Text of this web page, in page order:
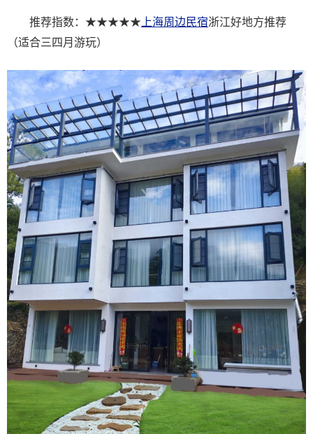
推荐指数：★★★★★ 上海周边民宿浙江好地方推荐
（适合三四月游玩）